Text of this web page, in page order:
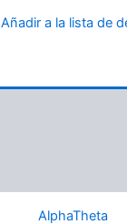
Añadir a la lista de